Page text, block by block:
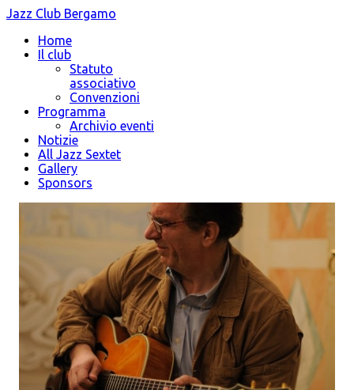
Jazz Club Bergamo
Home
Il club
Statuto
associativo
Convenzioni
Programma
Archivio eventi
Notizie
All Jazz Sextet
Gallery
Sponsors